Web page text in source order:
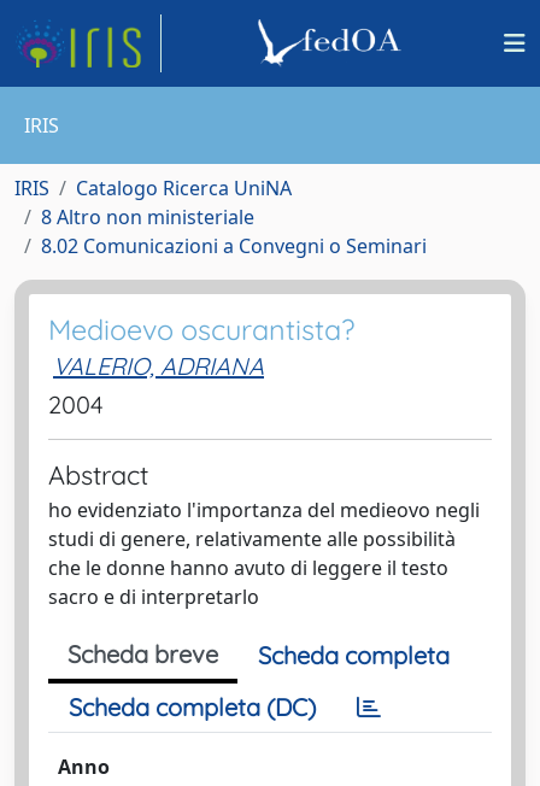
IRIS
IRIS
Catalogo Ricerca UniNA
8 Altro non ministeriale
8.02 Comunicazioni a Convegni o Seminari
Medioevo oscurantista?
VALERIO, ADRIANA
2004
Abstract
ho evidenziato l'importanza del medieovo negli
studi di genere, relativamente alle possibilità
che le donne hanno avuto di leggere il testo
sacro e di interpretarlo
Scheda breve
Scheda completa
Scheda completa (DC)
Anno